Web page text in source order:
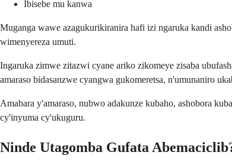
Ibisebe mu kanwa
Muganga wawe azagukurikiranira hafi izi ngaruka kandi
wimenyereza umuti.
Ingaruka zimwe zitazwi cyane ariko zikomeye zisaba
amaraso bidasanzwe cyangwa gukomeretsa, n'umunaniro
Amabara y'amaraso, nubwo adakunze kubaho, ashobora
cy'inyuma cy'ukuguru.
Ninde Utagomba Gufata